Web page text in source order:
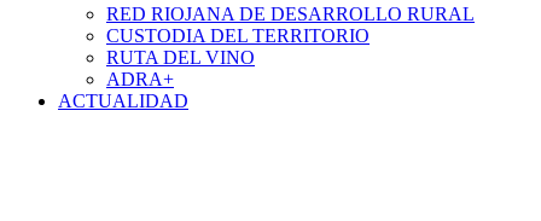
RED RIOJANA DE DESARROLLO RURAL
CUSTODIA DEL TERRITORIO
RUTA DEL VINO
ADRA+
ACTUALIDAD